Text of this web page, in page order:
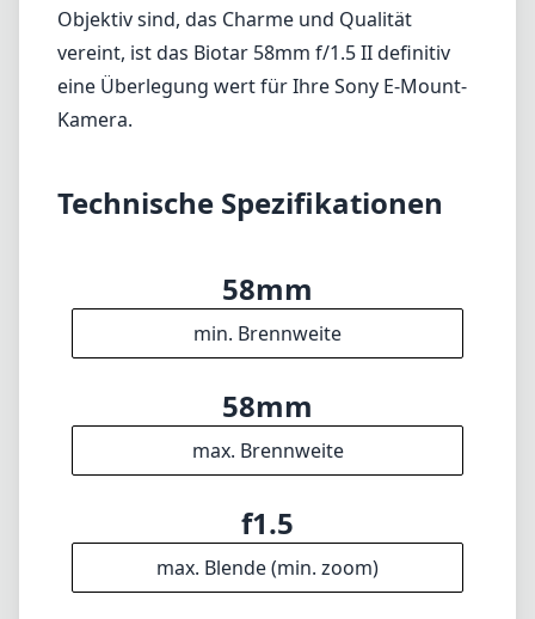
Objektiv sind, das Charme und Qualität
vereint, ist das Biotar 58mm f/1.5 II definitiv
eine Überlegung wert für Ihre Sony E-Mount-
Kamera.
Technische Spezifikationen
58mm
min. Brennweite
58mm
max. Brennweite
f1.5
max. Blende (min. zoom)